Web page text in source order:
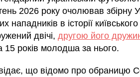
2026 року очолював збірну
нападників в історії
двічі, другою його
15 років молодша за нього.
що відомо про обраницю